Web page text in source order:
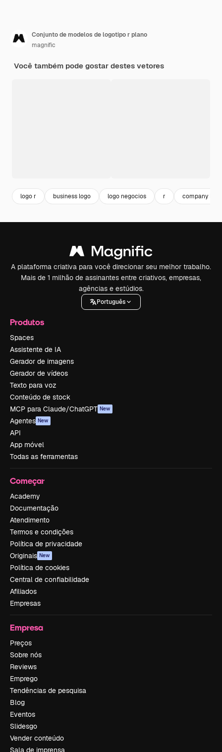
Conjunto de modelos de logotipo r plano
magnific
Você também pode gostar destes vetores
logo r business logo logo negocios r company logo
A plataforma criativa para você direcionar seu melhor trabalho.
Mais de 1 milhão de assinantes entre criativos, empresas,
agências e estúdios.
Português
Produtos
Spaces
Assistente de IA
Gerador de imagens
Gerador de vídeos
Texto para voz
Conteúdo de stock
MCP para Claude/ChatGPT New
Agentes New
API
App móvel
Todas as ferramentas
Começar
Academy
Documentação
Atendimento
Termos e condições
Política de privacidade
Originais New
Política de cookies
Central de confiabilidade
Afiliados
Empresas
Empresa
Preços
Sobre nós
Reviews
Emprego
Tendências de pesquisa
Blog
Eventos
Slidesgo
Vender conteúdo
Sala de imprensa